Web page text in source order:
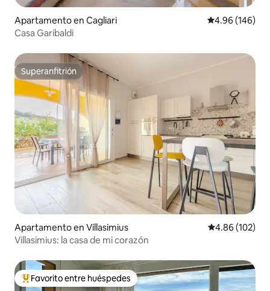
Apartamento en Cagliari Calificación
4.96 (146)
Casa Garibaldi
Superanfitrión
Superanfitrión
Apartamento en Villasimius Calificación
4.86 (102)
Villasimius: la casa de mi corazón
Favorito entre huéspedes preferido
Favorito entre huéspedes